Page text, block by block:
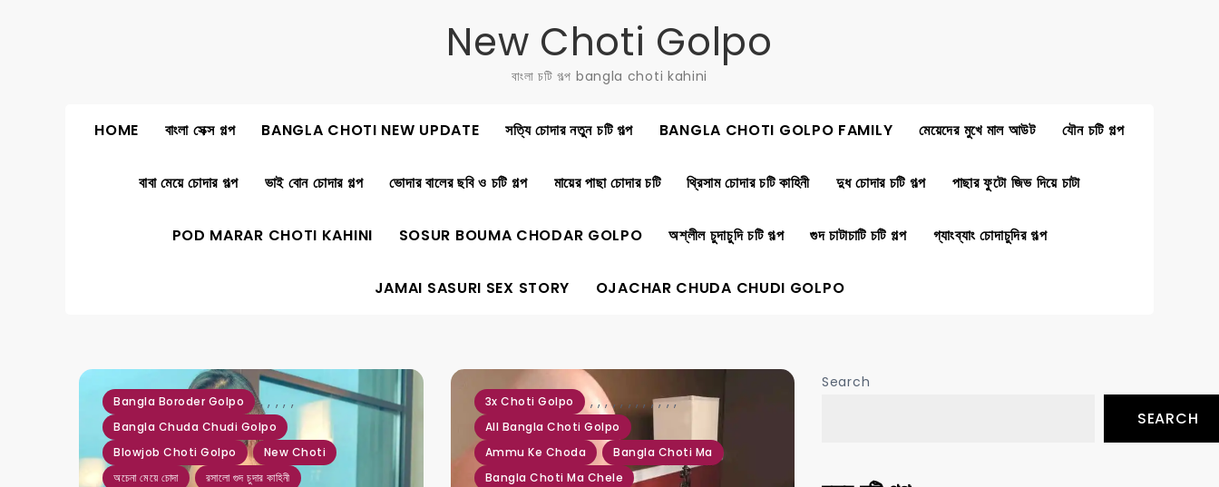
New Choti Golpo
বাংলা চটি গল্প bangla choti kahini
HOME বাংলা সেক্স গল্প BANGLA CHOTI NEW UPDATE সত্যি চোদার নতুন চটি গল্প BANGLA CHOTI GOLPO FAMILY মেয়েদের মুখে মাল আউট যৌন চটি গল্প
বাবা মেয়ে চোদার গল্প ভাই বোন চোদার গল্প ভোদার বালের ছবি ও চটি গল্প মায়ের পাছা চোদার চটি থ্রিসাম চোদার চটি কাহিনী দুধ চোদার চটি গল্প পাছার ফুটো জিভ দিয়ে চাটা
POD MARAR CHOTI KAHINI SOSUR BOUMA CHODAR GOLPO অশ্লীল চুদাচুদি চটি গল্প গুদ চাটাচাটি চটি গল্প গ্যাংব্যাং চোদাচুদির গল্প
JAMAI SASURI SEX STORY OJACHAR CHUDA CHUDI GOLPO
Bangla Boroder Golpo ,
Bangla Chuda Chudi Golpo
,
Blowjob Choti Golpo
,
New Choti
,
অচেনা মেয়ে চোদা
,
রসালো গুদ চুদার কাহিনী
3x Choti Golpo ,
All Bangla Choti Golpo
,
Ammu Ke Choda
,
Bangla Choti Ma
,
Bangla Choti Ma Chele
, , ,, ,,,,
Search
SEARCH